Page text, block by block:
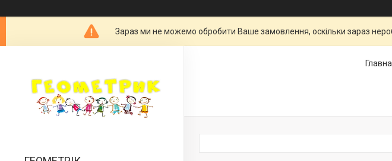
Зараз ми не можемо обробити Ваше замовлення, оскільки зараз